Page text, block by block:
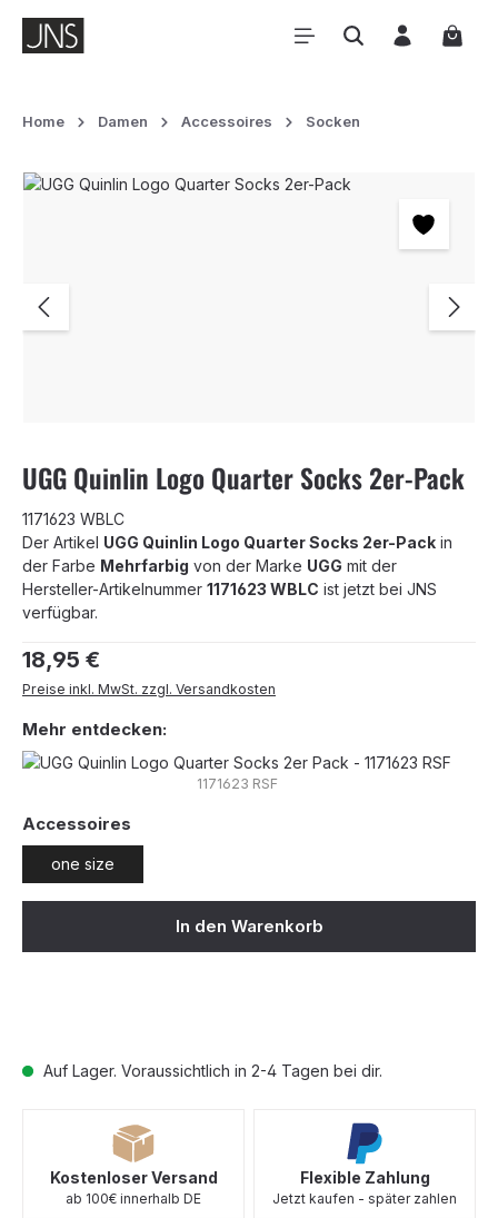
Zum Hauptinhalt springen
Home Damen Accessoires Socken
Bildergalerie überspringen
UGG Quinlin Logo Quarter Socks 2er-Pack
1171623 WBLC
Der Artikel UGG Quinlin Logo Quarter Socks 2er-Pack in
der Farbe Mehrfarbig von der Marke UGG mit der
Hersteller-Artikelnummer 1171623 WBLC ist jetzt bei JNS
verfügbar.
Regulärer Preis:
18,95 €
Preise inkl. MwSt. zzgl. Versandkosten
Auf Lager. Voraussichtlich in 2-4 Tagen bei dir.
Mehr entdecken:
1171623 RSF
Accessoires
one size
In den Warenkorb
Kostenloser Versand
ab 100€ innerhalb DE
Flexible Zahlung
Jetzt kaufen - später zahlen